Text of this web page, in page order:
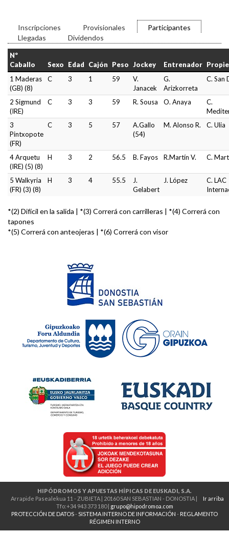
Inscripciones Provisionales
Participantes
Llegadas
Dividendos
Nº
Caballo
Sexo Edad Cajón Peso Jockey Entrenador
1 Maderas
(GB) (8)
C 3 1 59
V.
Janacek
G.
Arizkorreta
C. San
2 Sigmund
(IRE)
C 3 3 59 R. Sousa O. Anaya
C.
3
Pintxopote
(FR)
C 3 5 57
A.Gallo
(54)
M. Alonso R. C. Ulia
4 Arquetu
(IRE) (5) (8)
H 3 2 56.5 B. Fayos R.Martín V. C.
5 Walkyria
(FR) (3) (8)
H 3 4 55.5
J.
Gelabert
J. López
C. LAC
*(2) Difícil en la salida | *(3) Correrá con carrilleras | *(4) Correrá con
tapones
*(5) Correrá con anteojeras | *(6) Correrá con visor
HIPÓDROMOS Y APUESTAS HÍPICAS DE EUSKADI, S.A.
Ir arriba
Arrapide Pasealekua 11 - ZUBIETA | 20160 SAN SEBASTIAN - DONOSTIA |
Tfo:+34 943 373 180 | grupo@hipodromoa.com
PROTECCIÓN DE DATOS-SISTEMA INTERNO DE INFORMACIÓN - REGLAMENTO
RÉGIMEN INTERNO